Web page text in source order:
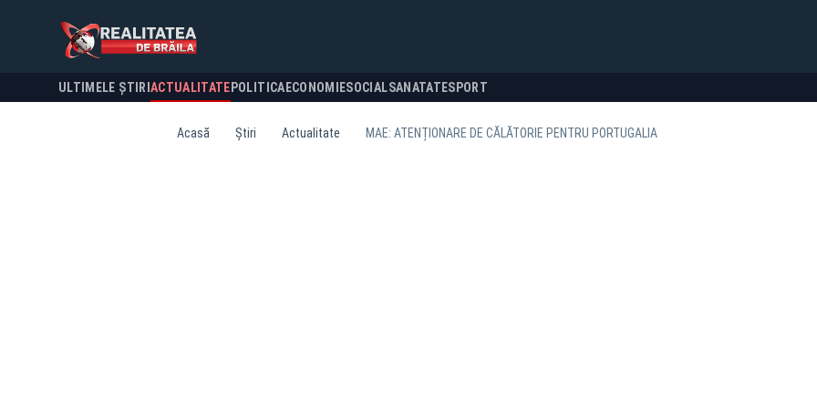
ULTIMELE ȘTIRI ACTUALITATE POLITICA ECONOMIESOCIALSANATATESPORT
Acasă Știri Actualitate MAE: ATENȚIONARE DE CĂLĂTORIE PENTRU PORTUGALIA